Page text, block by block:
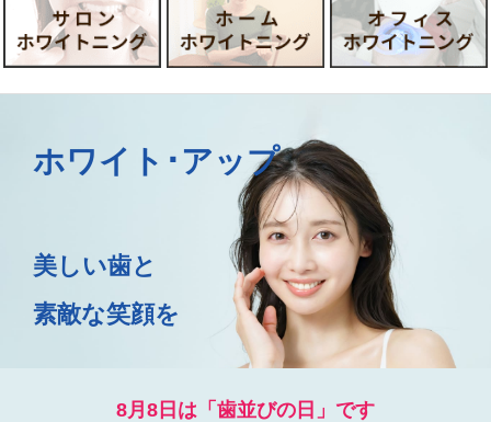
池袋
open
ホワイト･アップ
美しい歯と
素敵な笑顔を
8月8日は「歯並びの日」です